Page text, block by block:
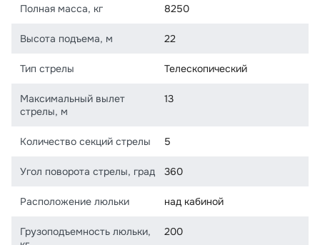
Полная масса, кг 8250
Высота подъема, м 22
Тип стрелы Телескопический
Максимальный вылет
стрелы, м
13
Количество секций стрелы 5
Угол поворота стрелы, град 360
Расположение люльки над кабиной
Грузоподъемность люльки,
200